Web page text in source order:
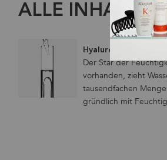
ALLE
Hyaluronsäure:
Der Star der
vorhanden, zieht
tausendfachen
gründlich mit